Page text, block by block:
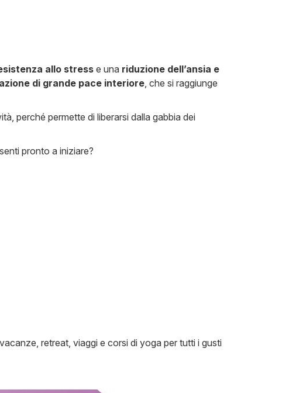
allo stresse una riduzione dell’ansia e
di grande pace interiore, che si raggiunge
perché permette di liberarsi dalla gabbia dei
pronto a iniziare?
retreat, viaggi e corsi di yoga per tutti i gusti